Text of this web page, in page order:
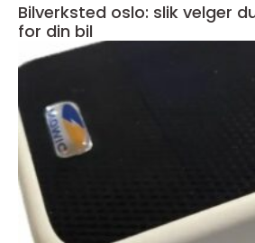
Bilverksted oslo: slik velger
for din bil